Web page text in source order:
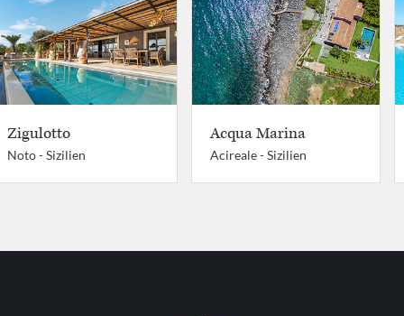
Zigulotto
Noto -Sizilien
Acqua Marina
Acireale -Sizilien